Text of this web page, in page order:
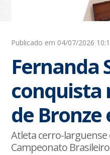
Publicado em 04/07/2026
Fernanda
conquista
de Bronze
Atleta cerro-
Campeonato